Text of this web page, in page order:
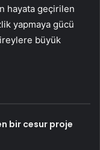
hayata geçirilen
yapmaya gücü
büyük
bir cesur proje